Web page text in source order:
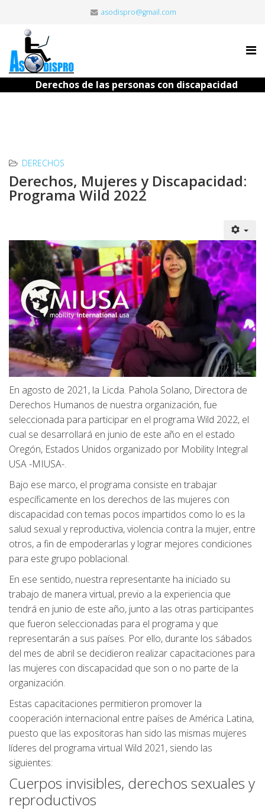
asodispro@gmail.com
Derechos de las personas con discapacidad
DERECHOS
Derechos, Mujeres y Discapacidad:
Programa Wild 2022
En agosto de 2021, la Licda. Pahola Solano, Directora de
Derechos Humanos de nuestra organización, fue
seleccionada para participar en el programa Wild 2022, el
cual se desarrollará en junio de este año en el estado
Oregón, Estados Unidos organizado por Mobility Integral
USA -MIUSA-.
Bajo ese marco, el programa consiste en trabajar
específicamente en los derechos de las mujeres con
discapacidad con temas pocos impartidos como lo es la
salud sexual y reproductiva, violencia contra la mujer, entre
otros, a fin de empoderarlas y lograr mejores condiciones
para este grupo poblacional.
En ese sentido, nuestra representante ha iniciado su
trabajo de manera virtual, previo a la experiencia que
tendrá en junio de este año, junto a las otras participantes
que fueron seleccionadas para el programa y que
representarán a sus países. Por ello, durante los sábados
del mes de abril se decidieron realizar capacitaciones para
las mujeres con discapacidad que son o no parte de la
organización.
Estas capacitaciones permitieron promover la
cooperación internacional entre países de América Latina,
puesto que las expositoras han sido las mismas mujeres
líderes del programa virtual Wild 2021, siendo las
siguientes:
Cuerpos invisibles, derechos sexuales y
reproductivos